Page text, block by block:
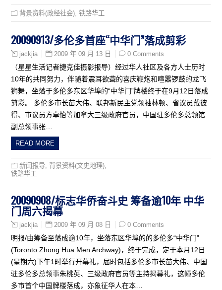
背景资料(政经社会) ,铁路华工
20090913/多伦多首座“中华门”落成剪彩
jackjia 2009 年 09 月 13 日 0 Comments
（星星生活记者捷克佳摄影报导）经过华人社区及各方人士历时
10年的共同努力，伴随着震耳欲聋的喜庆鞭炮和喧嚣锣鼓的龙飞
狮舞，坐落于多伦多东区华埠的“中华门”牌楼终于在9月12日落成
剪彩。 多伦多市长苗大伟、联邦新民主党领袖林顿、省议员戴彼
得、市议员方卓怡等加拿大三级政府官员，中国驻多伦多总领馆
副总领事张…
READ MORE
新闻报导 背景资料(文史地理)
铁路华工
20090908/标志华侨奋斗史 筹备逾10年 中华
门周六揭幕
jackjia 2009 年 09 月 08 日 0 Comments
明报/由筹备至落成逾10年，坐落东区华埠的的多伦多“中华门”
(Toronto Zhong Hua Men Archway)，终于完成，定于本月12日
(星期六)下午1时举行开幕礼，届时包括多伦多市长苗大伟、中国
驻多伦多总领事朱桃英、三级政府官员等主持揭幕礼，这幢多伦
多市首个中国牌楼落成，亦象征华人在本…